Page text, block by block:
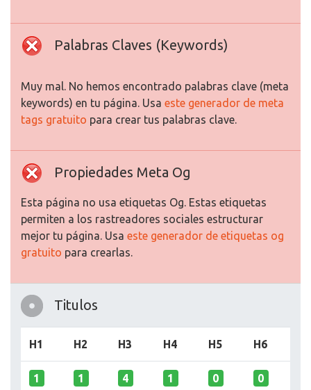
Palabras Claves (Keywords)
Muy mal. No hemos encontrado palabras clave (meta
keywords) en tu página. Usa este generador de meta
tags gratuito para crear tus palabras clave.
Propiedades Meta Og
Esta página no usa etiquetas Og. Estas etiquetas
permiten a los rastreadores sociales estructurar
mejor tu página. Usa este generador de etiquetas og
gratuito para crearlas.
Titulos
H1 H2 H3 H4 H5 H6
1 1 4 1 0 0